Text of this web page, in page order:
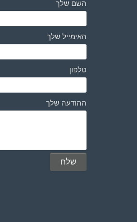
השם שלך
האימייל שלך
טלפון
ההודעה שלך